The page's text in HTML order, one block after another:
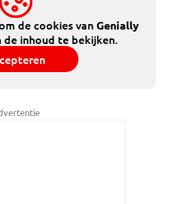
de cookies vanGenially
de inhoud te bekijken.